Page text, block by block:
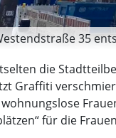
35
die
Graffiti
für die